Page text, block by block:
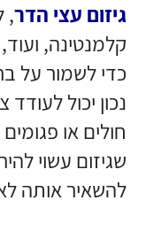
גיזום עצי הדר,
קלמנטינה,
כדי לשמור על
נכון יכול
חולים או
שגיזום עשוי
להשאיר אותה